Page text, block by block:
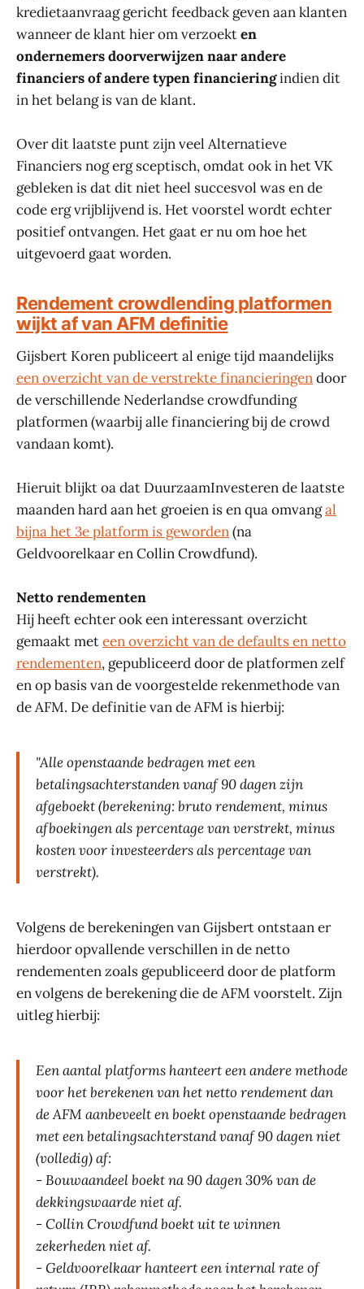
kredietaanvraag gericht feedback geven aan klanten
wanneer de klant hier om verzoekten
ondernemers doorverwijzen naar andere
financiers of andere typen financieringindien dit
in het belang is van de klant.
Over dit laatste punt zijn veel Alternatieve
Financiers nog erg sceptisch, omdat ook in het VK
gebleken is dat dit niet heel succesvol was en de
code erg vrijblijvend is. Het voorstel wordt echter
positief ontvangen. Het gaat er nu om hoe het
uitgevoerd gaat worden.
Rendement crowdlending platformen
wijkt af van AFM definitie
Gijsbert Koren publiceert al enige tijd maandelijks
een overzicht van de verstrekte financieringendoor
de verschillende Nederlandse crowdfunding
platformen (waarbij alle financiering bij de crowd
vandaan komt).
Hieruit blijkt oa dat DuurzaamInvesteren de laatste
maanden hard aan het groeien is en qua omvangal
bijna het 3e platform is geworden(na
Geldvoorelkaar en Collin Crowdfund).
Netto rendementen
Hij heeft echter ook een interessant overzicht
gemaakt meteen overzicht van de defaults en netto
rendementen, gepubliceerd door de platformen zelf
en op basis van de voorgestelde rekenmethode van
de AFM. De definitie van de AFM is hierbij:
"Alle openstaande bedragen met een
betalingsachterstanden vanaf 90 dagen zijn
afgeboekt (berekening: bruto rendement, minus
afboekingen als percentage van verstrekt, minus
kosten voor investeerders als percentage van
verstrekt).
Volgens de berekeningen van Gijsbert ontstaan er
hierdoor opvallende verschillen in de netto
rendementen zoals gepubliceerd door de platform
en volgens de berekening die de AFM voorstelt. Zijn
uitleg hierbij:
Een aantal platforms hanteert een andere methode
voor het berekenen van het netto rendement dan
de AFM aanbeveelt en boekt openstaande bedragen
met een betalingsachterstand vanaf 90 dagen niet
(volledig) af:
- Bouwaandeel boekt na 90 dagen 30% van de
dekkingswaarde niet af.
- Collin Crowdfund boekt uit te winnen
zekerheden niet af.
- Geldvoorelkaar hanteert een internal rate of